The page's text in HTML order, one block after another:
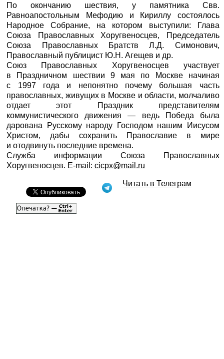
По окончанию шествия, у памятника Свв.
Равноапостольным Мефодию и Кириллу состоялось
Народное Собрание, на котором выступили: Глава
Союза Православных Хоругвеносцев, Председатель
Союза Православных Братств Л.Д. Симонович,
Православный публицист Ю.Н. Агещев и др.
Союз Православных Хоругвеносцев участвует
в Праздничном шествии 9 мая по Москве начиная
с 1997 года и непонятно почему большая часть
православных, живущих в Москве и области, молчаливо
отдает этот Праздник представителям
коммунистического движения — ведь Победа была
дарована Русскому народу Господом нашим Иисусом
Христом, дабы сохранить Православие в мире
и отодвинуть последние времена.
Служба информации Союза Православных
Хоругвеносцев. E-mail:cicpx@mail.ru
Читать в Телеграм